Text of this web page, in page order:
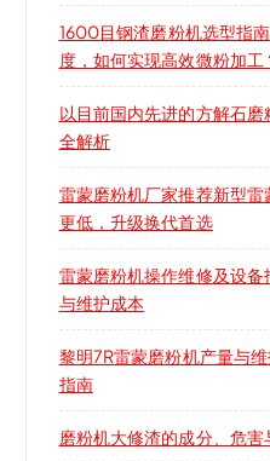
1600目钢渣磨粉机选型指
度，如何实现高效微粉加工
以目前国内先进的方解石
全解析
雷蒙磨粉机厂家推荐新型
更低，升级换代首选
雷蒙磨粉机操作维修及设
与维护成本
黎明7R雷蒙磨粉机产量与
指南
磨粉机大修渣的成分、危